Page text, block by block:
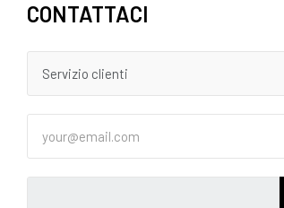
CONTATTACI